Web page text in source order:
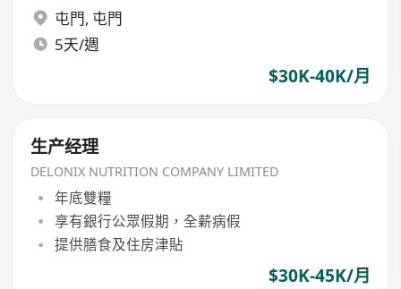
屯門, 屯門
5天/週
$30K-40K/月
生产经理
DELONIX NUTRITION COMPANY LIMITED
年底雙糧
享有銀行公眾假期，全薪病假
提供膳食及住房津貼
$30K-45K/月